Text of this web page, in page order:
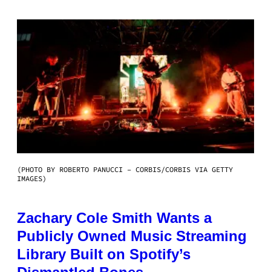
(PHOTO BY ROBERTO PANUCCI – CORBIS/CORBIS VIA GETTY
IMAGES)
Zachary Cole Smith Wants a
Publicly Owned Music Streaming
Library Built on Spotify’s